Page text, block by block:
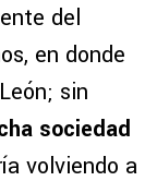
del
en donde
sin
sociedad
volviendo a